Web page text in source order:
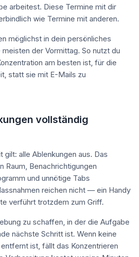
arbeitest. Diese Termine mit dir
wie Termine mit anderen.
möglichst in dein persönliches
der Vormittag. So nutzt du
am besten ist, für die
statt sie mit E-Mails zu
vollständig
gilt: alle Ablenkungen aus. Das
Raum, Benachrichtigungen
und unnötige Tabs
reichen nicht — ein Handy
verführt trotzdem zum Griff.
zu schaffen, in der die Aufgabe
nächste Schritt ist. Wenn keine
ist, fällt das Konzentrieren